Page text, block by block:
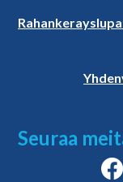
Seuraa